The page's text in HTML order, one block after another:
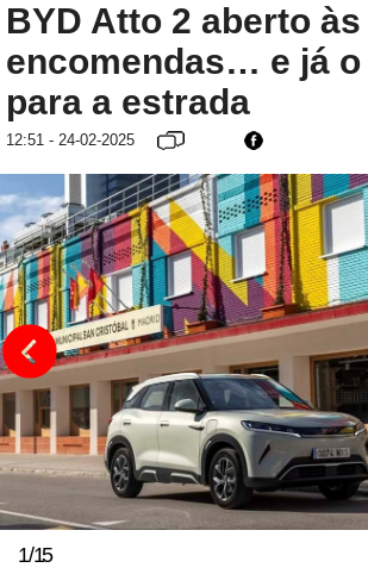
BYD Atto 2 aberto às
encomendas… e já
para a estrada
12:51 - 24-02-2025
1/15